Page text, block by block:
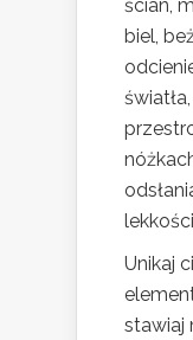
ścian,
biel,
Unikaj
stawiaj